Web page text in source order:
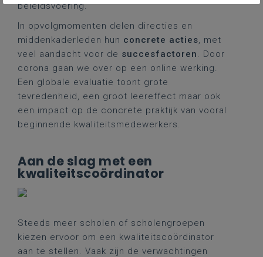
beleidsvoering.
In opvolgmomenten delen directies en
middenkaderleden hun concrete acties, met
veel aandacht voor de succesfactoren. Door
corona gaan we over op een online werking.
Een globale evaluatie toont grote
tevredenheid, een groot leereffect maar ook
een impact op de concrete praktijk van vooral
beginnende kwaliteitsmedewerkers.
Aan de slag met een
kwaliteitscoördinator
Steeds meer scholen of scholengroepen
kiezen ervoor om een kwaliteitscoördinator
aan te stellen. Vaak zijn de verwachtingen